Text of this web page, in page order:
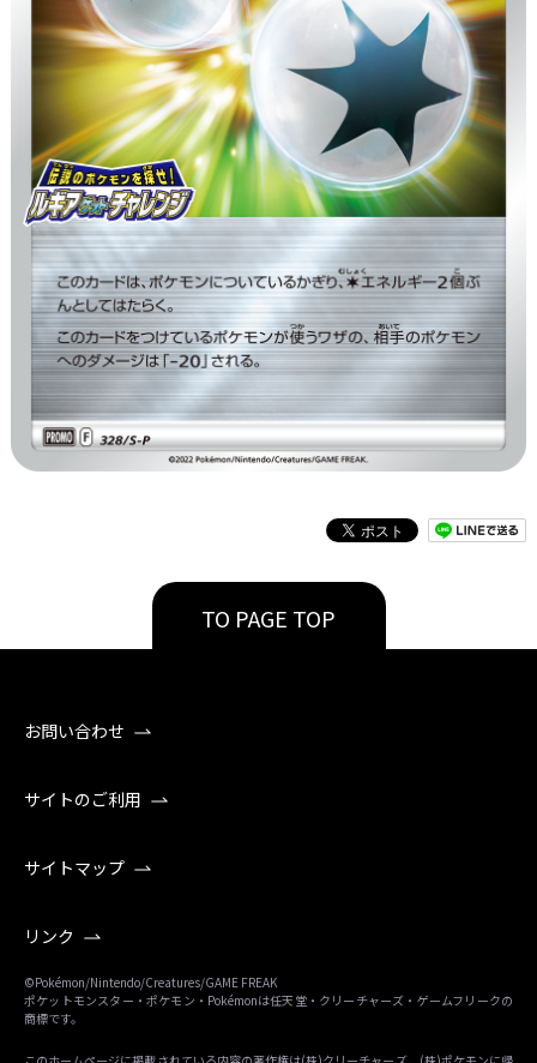
TO PAGE TOP
お問い合わせ
サイトのご利用
サイトマップ
リンク
©Pokémon/Nintendo/Creatures/GAME FREAK
ポケットモンスター・ポケモン・Pokémonは任天堂・クリーチャーズ・ゲームフリークの
商標です。